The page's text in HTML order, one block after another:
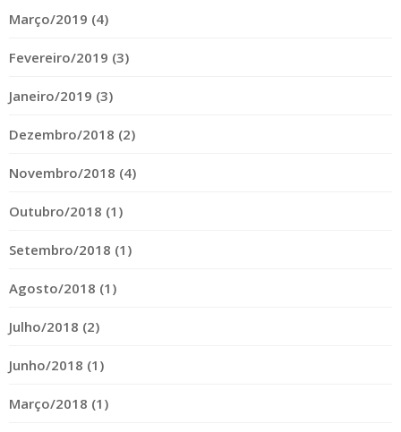
Março/2019 (4)
Fevereiro/2019 (3)
Janeiro/2019 (3)
Dezembro/2018 (2)
Novembro/2018 (4)
Outubro/2018 (1)
Setembro/2018 (1)
Agosto/2018 (1)
Julho/2018 (2)
Junho/2018 (1)
Março/2018 (1)